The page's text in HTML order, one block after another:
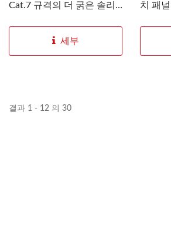
Cat.7 규격의 더 굵은 솔리
세부
치 패
결과 1 - 12 의 30